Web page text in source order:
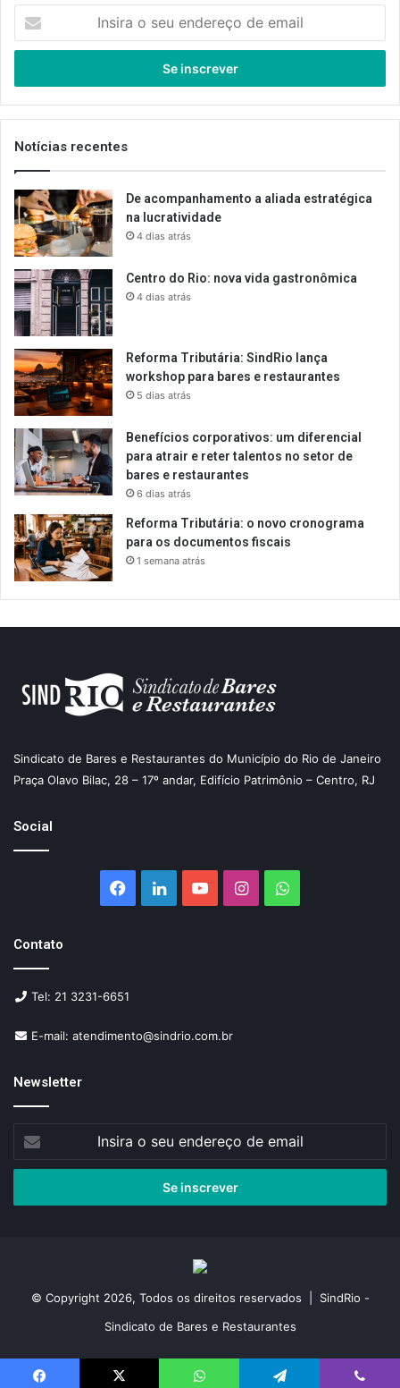
seu
de
email
Notícias recentes
De acompanhamento a aliada estratégica
na lucratividade
4 dias atrás
Centro do Rio: nova vida gastronômica
4 dias atrás
Reforma Tributária: SindRio lança
workshop para bares e restaurantes
5 dias atrás
Benefícios corporativos: um diferencial
para atrair e reter talentos no setor de
bares e restaurantes
6 dias atrás
Reforma Tributária: o novo cronograma
para os documentos fiscais
1 semana atrás
Sindicato de Bares e Restaurantes do Município do Rio de Janeiro
Praça Olavo Bilac, 28 – 17º andar, Edifício Patrimônio – Centro, RJ
Social
Facebook
LinkedinYouTubeInstagramWhatsApp
Contato
Tel: 21 3231-6651
E-mail: atendimento@sindrio.com.br
Newsletter
seu
de
© Copyright 2026, Todos os direitos reservados | SindRio -
Sindicato de Bares e Restaurantes